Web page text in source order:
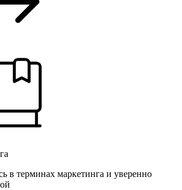
в терминах маркетинга и уверенно